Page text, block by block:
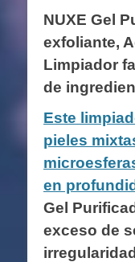
NUXE Gel
exfoliante,
Limpiador
de
Este
pieles
en
Gel
exceso de